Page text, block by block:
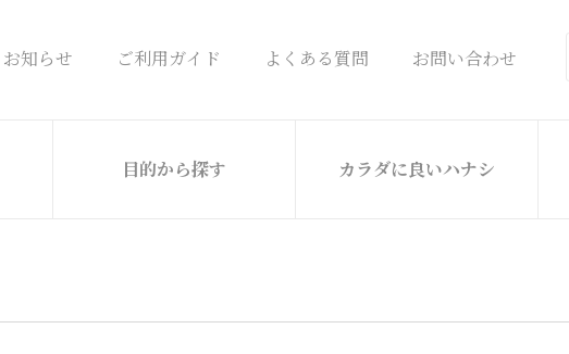
お知らせ ご利用ガイド よくある質問 お問い合わせ
目的から探す カラダに良いハナシ